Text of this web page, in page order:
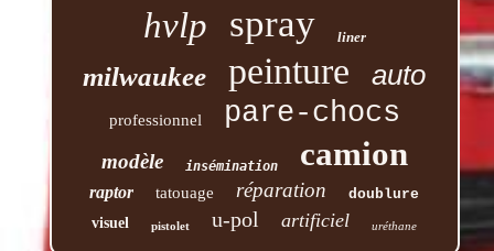
hvlp spray liner
milwaukee peinture auto
professionnel pare-chocs
modèle insémination camion
raptor tatouage réparation
doublure
visuel
pistolet u-pol artificiel uréthane